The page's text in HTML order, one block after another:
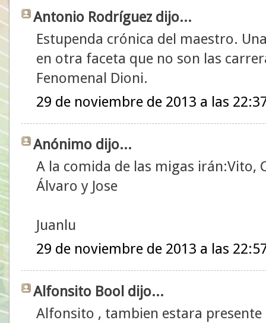
Antonio Rodríguez dijo...
Estupenda crónica del maestro.
en otra faceta que no son las
Fenomenal Dioni.
29 de noviembre de 2013 a las
Anónimo dijo...
A la comida de las migas irán:Vito,
Álvaro y Jose
Juanlu
29 de noviembre de 2013 a las
Alfonsito Bool dijo...
Alfonsito , tambien estara